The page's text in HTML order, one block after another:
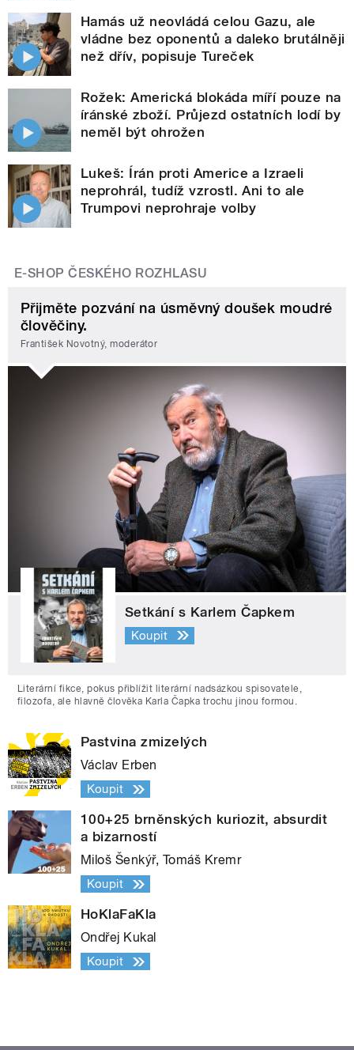
Hamás už neovládá celou Gazu, ale
vládne bez oponentů a daleko brutálněji
než dřív, popisuje Tureček
Rožek: Americká blokáda míří pouze na
íránské zboží. Průjezd ostatních lodí by
neměl být ohrožen
Lukeš: Írán proti Americe a Izraeli
neprohrál, tudíž vzrostl. Ani to ale
Trumpovi neprohraje volby
E-SHOP ČESKÉHO ROZHLASU
Přijměte pozvání na úsměvný doušek moudré
člověčiny.
František Novotný, moderátor
Setkání s Karlem Čapkem
Koupit
Literární fikce, pokus přiblížit literární nadsázkou spisovatele,
filozofa, ale hlavně člověka Karla Čapka trochu jinou formou.
Pastvina zmizelých
Václav Erben
Koupit
100+25 brněnských kuriozit, absurdit
a bizarností
Miloš Šenkýř, Tomáš Kremr
Koupit
HoKlaFaKla
Ondřej Kukal
Koupit